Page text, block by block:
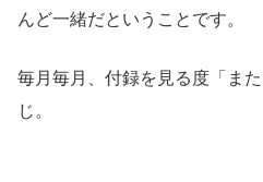
んど一緒だということです。
毎月毎月、付録を見る度「ま
じ。